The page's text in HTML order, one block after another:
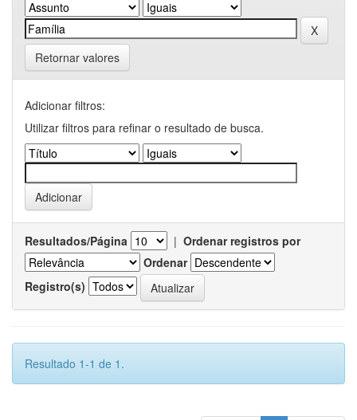
Retornar valores
Adicionar filtros:
Utilizar filtros para refinar o resultado de busca.
Resultados/Página | Ordenar registros por
Ordenar
Registro(s)
Resultado 1-1 de 1.